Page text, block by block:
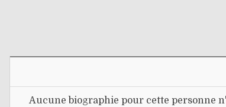
Aucune biographie pour cette personne